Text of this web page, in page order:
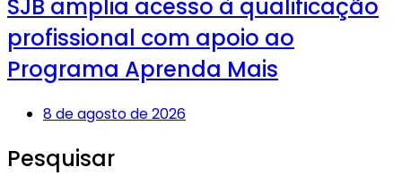
SJB amplia acesso à qualificação
profissional com apoio ao
Programa Aprenda Mais
8 de agosto de 2026
Pesquisar